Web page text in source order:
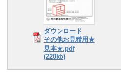
ダウンロード
その他お見積用★
見本★.pdf
(220kb)